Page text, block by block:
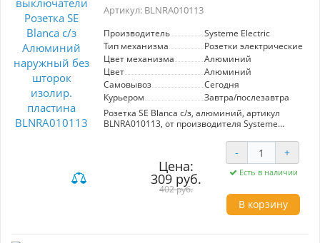
Артикул: BLNRA010113
Производитель
Systeme Electric
Тип механизма
Розетки электрические
Цвет механизма
Алюминий
Цвет
Алюминий
Самовывоз
Сегодня
Курьером
Завтра/послезавтра
Розетка SE Blanca с/з, алюминий, артикул
BLNRA010113, от производителя Systeme
шторок. Основные характеристики:
современный дизайн, цвет - алюминий,
надежная изоляционная пластина.
Преимущества: эстетичный вид, высокая
степень безопасности, легкость установки.
Идеально подходит для современного
Цена:
309 руб.
402 руб.
- +
Есть в наличии
В корзину